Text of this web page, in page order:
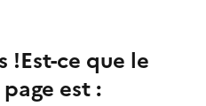
!Est-ce que le
est :